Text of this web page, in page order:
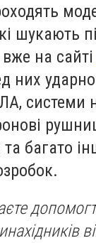
шукають
на сайті
них
системи
та багато